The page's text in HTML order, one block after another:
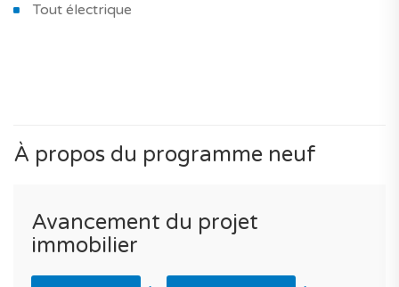
Tout électrique
À propos du programme neuf
Avancement du projet
immobilier